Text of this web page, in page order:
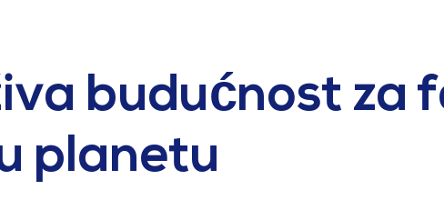
budućnost za
planetu